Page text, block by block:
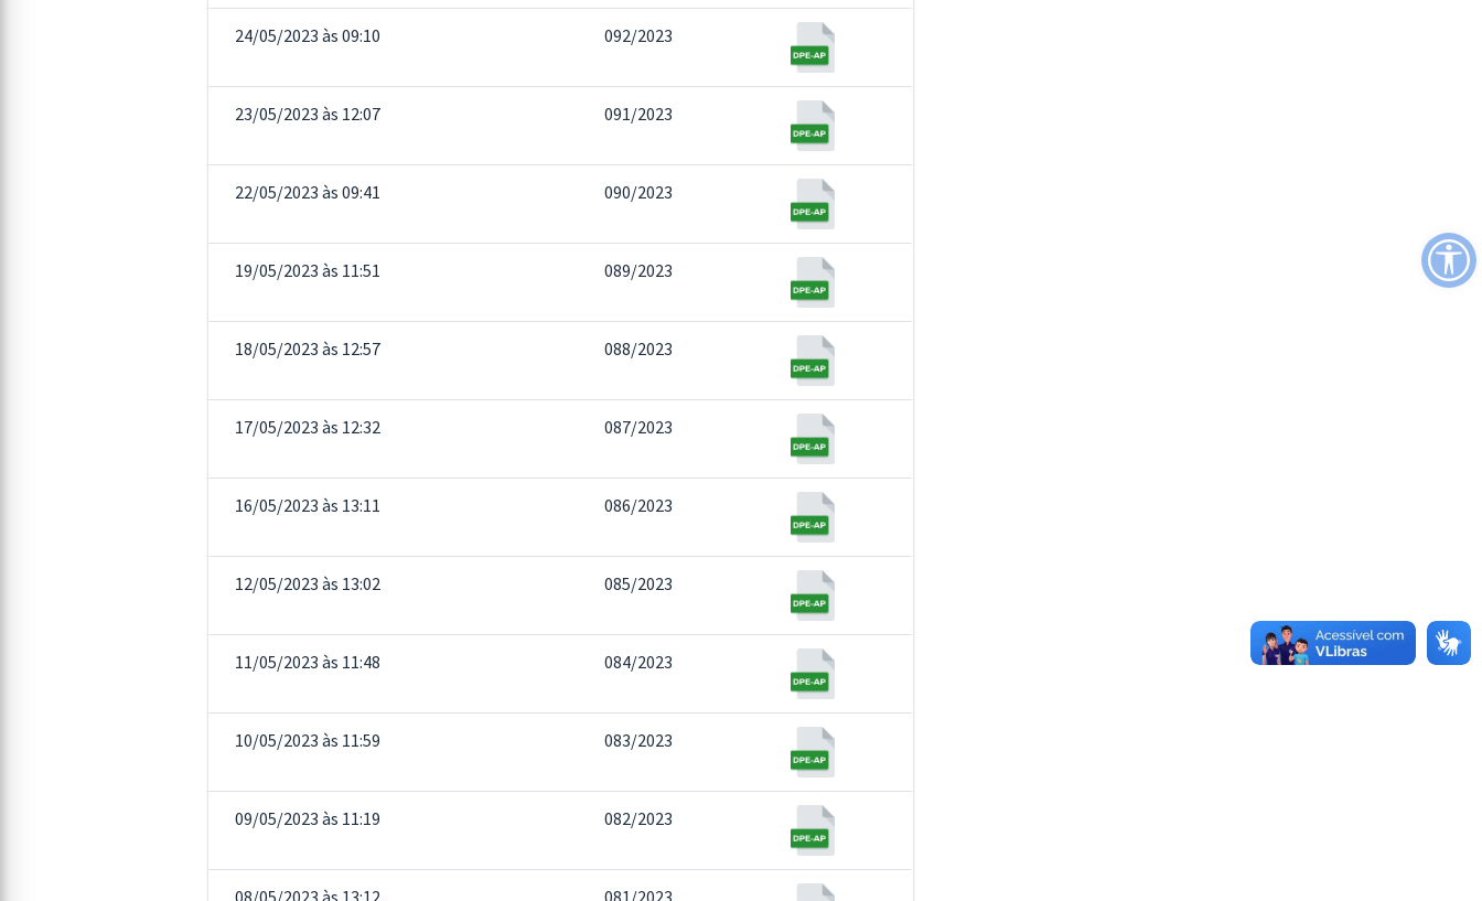
24/05/2023 às 09:10 092/2023
23/05/2023 às 12:07 091/2023
22/05/2023 às 09:41 090/2023
19/05/2023 às 11:51 089/2023
18/05/2023 às 12:57 088/2023
17/05/2023 às 12:32 087/2023
16/05/2023 às 13:11 086/2023
12/05/2023 às 13:02 085/2023
11/05/2023 às 11:48 084/2023
10/05/2023 às 11:59 083/2023
09/05/2023 às 11:19 082/2023